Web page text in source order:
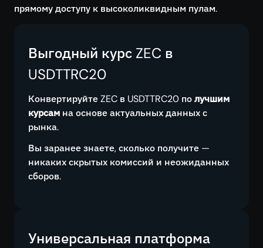
прямому доступу к высоколиквидным пулам.
Выгодный курс ZEC в
USDTTRC20
Конвертируйте ZEC в USDTTRC20 получшим
курсам на основе актуальных данных с
рынка.
Вы заранее знаете, сколько получите —
никаких скрытых комиссий и неожиданных
сборов.
Универсальная платформа